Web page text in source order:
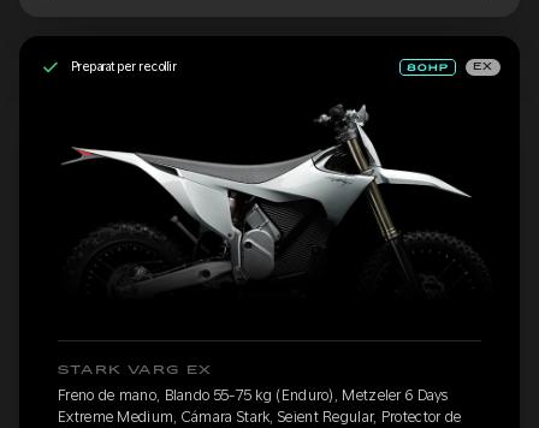
Preparat per recollir EX
STARK VARG EX
Freno de mano, Blando 55-75 kg (Enduro), Metzeler 6 Days
Extreme Medium, Cámara Stark, Seient Regular, Protector de